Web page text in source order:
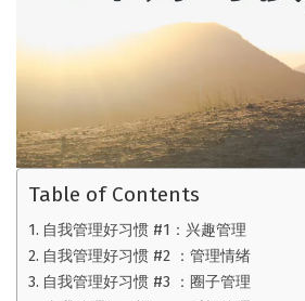
Table of Contents
自我管理好习惯 #1：兴趣管理
自我管理好习惯 #2 ：管理情绪
自我管理好习惯 #3 ：圈子管理